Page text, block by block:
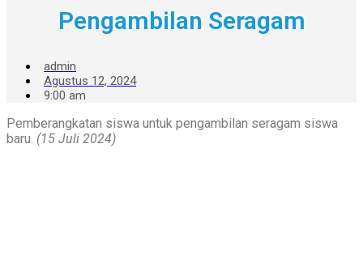
Pengambilan Seragam
admin
Agustus 12, 2024
9:00 am
Pemberangkatan siswa untuk pengambilan seragam siswa
baru. (15 Juli 2024)